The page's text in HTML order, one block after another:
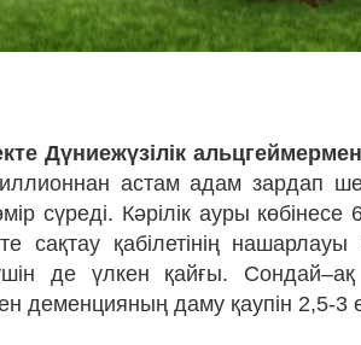
Дүниежүзілік
астам адам зардап
сүреді. Кәрілік ауры
сақтау қабілетінің
де үлкен қайғы. Сондай–ақ
деменцияның даму қаупін 2,5-